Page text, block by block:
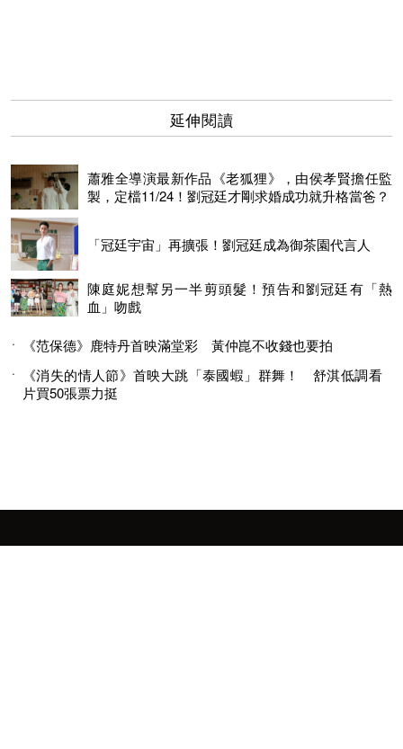
延伸閱讀
蕭雅全導演最新作品《老狐狸》，由侯孝賢擔任監
製，定檔11/24！劉冠廷才剛求婚成功就升格當爸？
「冠廷宇宙」再擴張！劉冠廷成為御茶園代言人
陳庭妮想幫另一半剪頭髮！預告和劉冠廷有「熱
血」吻戲
《范保德》鹿特丹首映滿堂彩 黃仲崑不收錢也要拍
《消失的情人節》首映大跳「泰國蝦」群舞！ 舒淇低調看
片買50張票力挺